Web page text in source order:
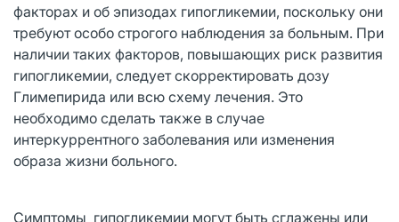
факторах и об эпизодах гипогликемии, поскольку они
требуют особо строгого наблюдения за больным. При
наличии таких факторов, повышающих риск развития
гипогликемии, следует скорректировать дозу
Глимепирида или всю схему лечения. Это
необходимо сделать также в случае
интеркуррентного заболевания или изменения
образа жизни больного.
Симптомы гипогликемии могут быть сглажены или